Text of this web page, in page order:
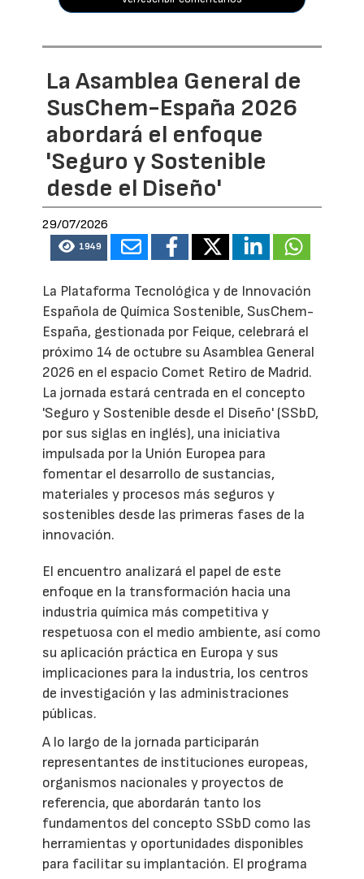
La Asamblea General de
SusChem-España 2026
abordará el enfoque
'Seguro y Sostenible
desde el Diseño'
29/07/2026
1949
La Plataforma Tecnológica y de Innovación
Española de Química Sostenible, SusChem-
España, gestionada por Feique, celebrará el
próximo 14 de octubre su Asamblea General
2026 en el espacio Comet Retiro de Madrid.
La jornada estará centrada en el concepto
'Seguro y Sostenible desde el Diseño' (SSbD,
por sus siglas en inglés), una iniciativa
impulsada por la Unión Europea para
fomentar el desarrollo de sustancias,
materiales y procesos más seguros y
sostenibles desde las primeras fases de la
innovación.
El encuentro analizará el papel de este
enfoque en la transformación hacia una
industria química más competitiva y
respetuosa con el medio ambiente, así como
su aplicación práctica en Europa y sus
implicaciones para la industria, los centros
de investigación y las administraciones
públicas.
A lo largo de la jornada participarán
representantes de instituciones europeas,
organismos nacionales y proyectos de
referencia, que abordarán tanto los
fundamentos del concepto SSbD como las
herramientas y oportunidades disponibles
para facilitar su implantación. El programa